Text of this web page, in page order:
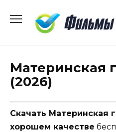
содержанию
Материнская
(2026)
Скачать Материнская
хорошем качестве